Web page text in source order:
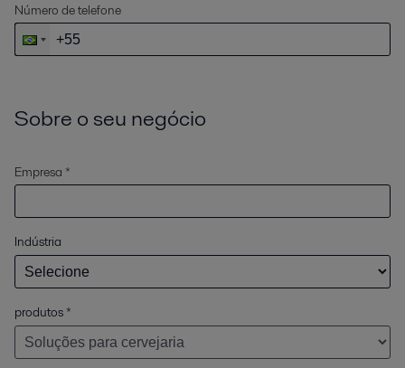
Número de telefone
Sobre o seu negócio
Empresa *
Indústria
produtos *